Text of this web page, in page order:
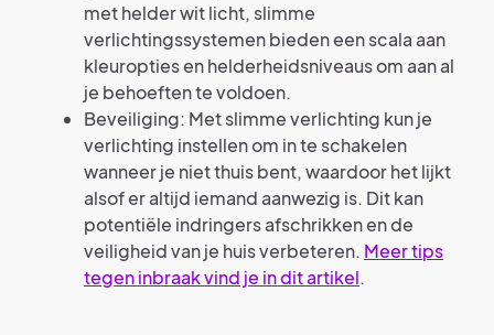
met helder wit licht, slimme
verlichtingssystemen bieden een scala aan
kleuropties en helderheidsniveaus om aan al
je behoeften te voldoen.
Beveiliging: Met slimme verlichting kun je
verlichting instellen om in te schakelen
wanneer je niet thuis bent, waardoor het lijkt
alsof er altijd iemand aanwezig is. Dit kan
potentiële indringers afschrikken en de
veiligheid van je huis verbeteren. Meer tips
tegen inbraak vind je in dit artikel.